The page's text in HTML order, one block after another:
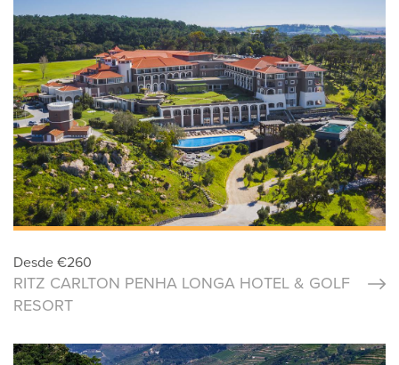
Desde €260
RITZ CARLTON PENHA LONGA HOTEL & GOLF
RESORT